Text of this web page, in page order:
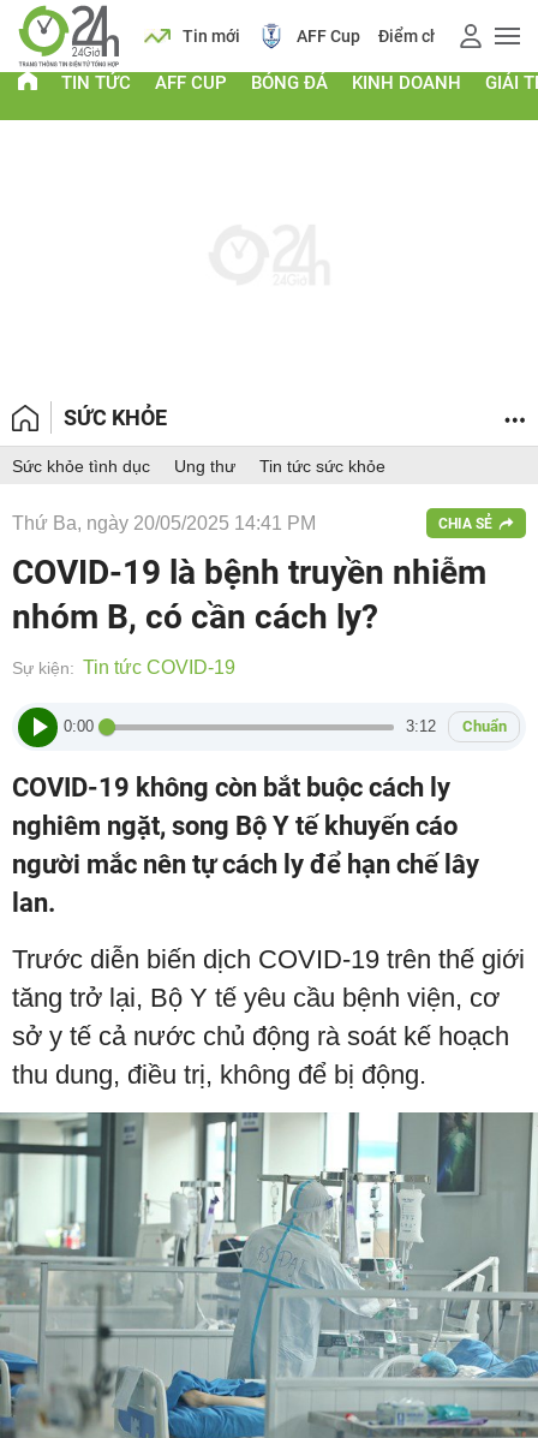
Lịch Tin mới AFF Cup Điểm chuẩn 2026
TIN TỨC AFF CUP BÓNG ĐÁ KINH DOANH GIẢI
SỨC KHỎE
Sức khỏe tình dục Ung thư Tin tức sức khỏe
Thứ Ba, ngày 20/05/2025 14:41 PM CHIA SẺ
COVID-19 là bệnh truyền nhiễm
nhóm B, có cần cách ly?
Sự kiện: Tin tức COVID-19
0:00 3:12 Chuẩn
COVID-19 không còn bắt buộc cách ly
nghiêm ngặt, song Bộ Y tế khuyến cáo
người mắc nên tự cách ly để hạn chế lây
lan.
Trước diễn biến dịch COVID-19 trên thế giới
tăng trở lại, Bộ Y tế yêu cầu bệnh viện, cơ
sở y tế cả nước chủ động rà soát kế hoạch
thu dung, điều trị, không để bị động.